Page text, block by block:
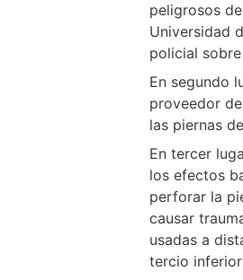
peligrosos
Universidad
policial
En segundo
proveedor
las piernas
En tercer
los efectos
perforar la
causar
usadas a
tercio